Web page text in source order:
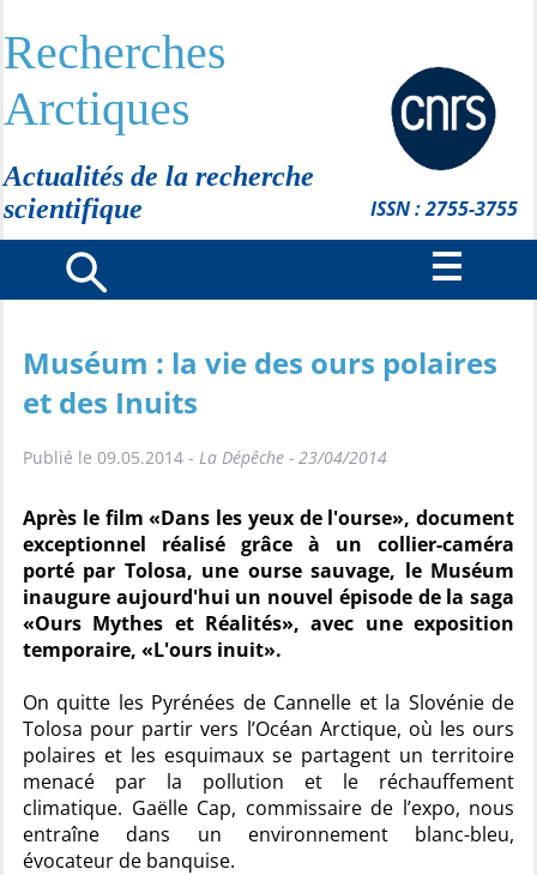
Recherches
Arctiques
Actualités de la recherche
scientifique
ISSN : 2755-3755
Muséum : la vie des ours polaires
et des Inuits
Publié le 09.05.2014 - La Dépêche - 23/04/2014
Après le film «Dans les yeux de l'ourse», document
exceptionnel réalisé grâce à un collier-caméra
porté par Tolosa, une ourse sauvage, le Muséum
inaugure aujourd'hui un nouvel épisode de la saga
«Ours Mythes et Réalités», avec une exposition
temporaire, «L'ours inuit».
On quitte les Pyrénées de Cannelle et la Slovénie de
Tolosa pour partir vers l’Océan Arctique, où les ours
polaires et les esquimaux se partagent un territoire
menacé par la pollution et le réchauffement
climatique. Gaëlle Cap, commissaire de l’expo, nous
entraîne dans un environnement blanc-bleu,
évocateur de banquise.